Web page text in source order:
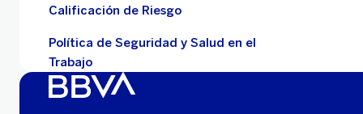
Calificación de Riesgo
Política de Seguridad y Salud en el
Trabajo